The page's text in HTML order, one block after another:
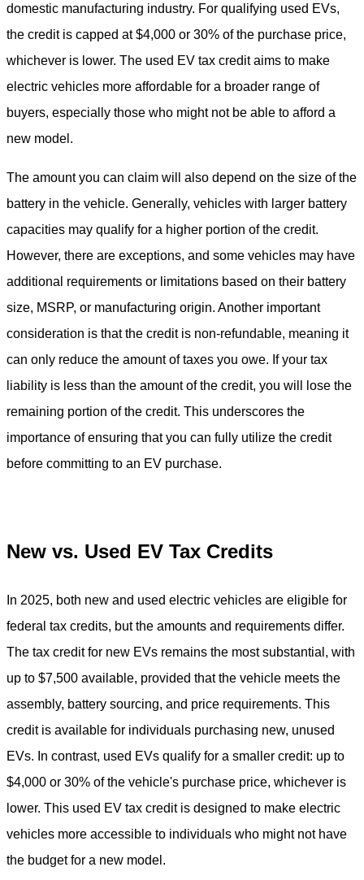
domestic manufacturing industry. For qualifying used EVs,
the credit is capped at $4,000 or 30% of the purchase price,
whichever is lower. The used EV tax credit aims to make
electric vehicles more affordable for a broader range of
buyers, especially those who might not be able to afford a
new model.
The amount you can claim will also depend on the size of the
battery in the vehicle. Generally, vehicles with larger battery
capacities may qualify for a higher portion of the credit.
However, there are exceptions, and some vehicles may have
additional requirements or limitations based on their battery
size, MSRP, or manufacturing origin. Another important
consideration is that the credit is non-refundable, meaning it
can only reduce the amount of taxes you owe. If your tax
liability is less than the amount of the credit, you will lose the
remaining portion of the credit. This underscores the
importance of ensuring that you can fully utilize the credit
before committing to an EV purchase.
New vs. Used EV Tax Credits
In 2025, both new and used electric vehicles are eligible for
federal tax credits, but the amounts and requirements differ.
The tax credit for new EVs remains the most substantial, with
up to $7,500 available, provided that the vehicle meets the
assembly, battery sourcing, and price requirements. This
credit is available for individuals purchasing new, unused
EVs. In contrast, used EVs qualify for a smaller credit: up to
$4,000 or 30% of the vehicle's purchase price, whichever is
lower. This used EV tax credit is designed to make electric
vehicles more accessible to individuals who might not have
the budget for a new model.